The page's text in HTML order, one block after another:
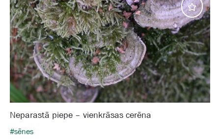
Neparastā piepe – vienkrāsas cerēna
#sēnes